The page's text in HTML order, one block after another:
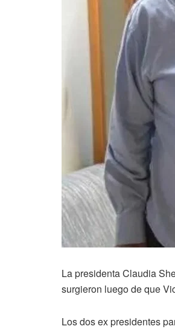
La presidenta Claudia
surgieron luego de que
Los dos ex presidentes